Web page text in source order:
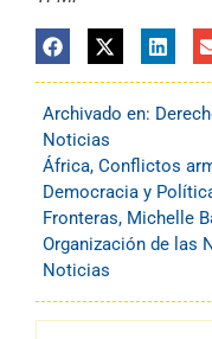
Archivado en:
Noticias
África, Conflictos
Democracia y
Fronteras, Michelle
Organización de las
Noticias